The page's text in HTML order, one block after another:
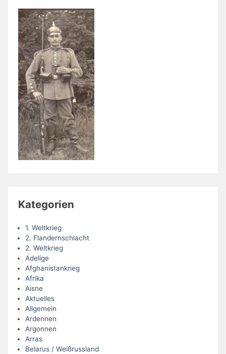
Kategorien
1. Weltkrieg
2. Flandernschlacht
2. Weltkrieg
Adelige
Afghanistankrieg
Afrika
Aisne
Aktuelles
Allgemein
Ardennen
Argonnen
Arras
Belarus / Weißrussland